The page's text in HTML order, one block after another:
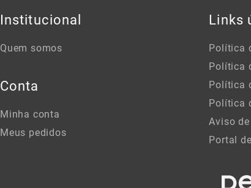
Institucional
Quem somos
Conta
Minha conta
Meus pedidos
Links
Política
Política
Política
Política
Aviso
Portal